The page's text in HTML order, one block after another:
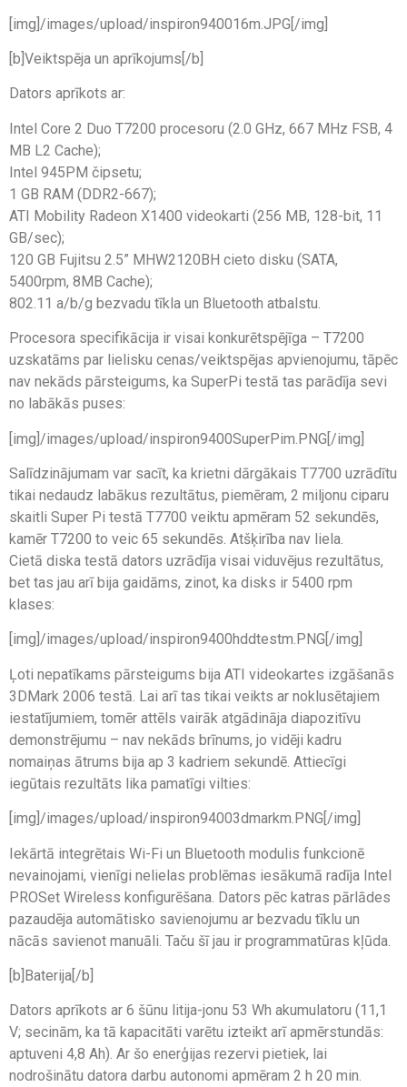
[img]/images/upload/inspiron940016m.JPG[/img]
[b]Veiktspēja un aprīkojums[/b]
Dators aprīkots ar:
Intel Core 2 Duo T7200 procesoru (2.0 GHz, 667 MHz FSB, 4
MB L2 Cache);
Intel 945PM čipsetu;
1 GB RAM (DDR2-667);
ATI Mobility Radeon X1400 videokarti (256 MB, 128-bit, 11
GB/sec);
120 GB Fujitsu 2.5” MHW2120BH cieto disku (SATA,
5400rpm, 8MB Cache);
802.11 a/b/g bezvadu tīkla un Bluetooth atbalstu.
Procesora specifikācija ir visai konkurētspējīga – T7200
uzskatāms par lielisku cenas/veiktspējas apvienojumu, tāpēc
nav nekāds pārsteigums, ka SuperPi testā tas parādīja sevi
no labākās puses:
[img]/images/upload/inspiron9400SuperPim.PNG[/img]
Salīdzinājumam var sacīt, ka krietni dārgākais T7700 uzrādītu
tikai nedaudz labākus rezultātus, piemēram, 2 miljonu ciparu
skaitli Super Pi testā T7700 veiktu apmēram 52 sekundēs,
kamēr T7200 to veic 65 sekundēs. Atšķirība nav liela.
Cietā diska testā dators uzrādīja visai viduvējus rezultātus,
bet tas jau arī bija gaidāms, zinot, ka disks ir 5400 rpm
klases:
[img]/images/upload/inspiron9400hddtestm.PNG[/img]
Ļoti nepatīkams pārsteigums bija ATI videokartes izgāšanās
3DMark 2006 testā. Lai arī tas tikai veikts ar noklusētajiem
iestatījumiem, tomēr attēls vairāk atgādināja diapozitīvu
demonstrējumu – nav nekāds brīnums, jo vidēji kadru
nomaiņas ātrums bija ap 3 kadriem sekundē. Attiecīgi
iegūtais rezultāts lika pamatīgi vilties:
[img]/images/upload/inspiron94003dmarkm.PNG[/img]
Iekārtā integrētais Wi-Fi un Bluetooth modulis funkcionē
nevainojami, vienīgi nelielas problēmas iesākumā radīja Intel
PROSet Wireless konfigurēšana. Dators pēc katras pārlādes
pazaudēja automātisko savienojumu ar bezvadu tīklu un
nācās savienot manuāli. Taču šī jau ir programmatūras kļūda.
[b]Baterija[/b]
Dators aprīkots ar 6 šūnu litija-jonu 53 Wh akumulatoru (11,1
V; secinām, ka tā kapacitāti varētu izteikt arī apmērstundās:
aptuveni 4,8 Ah). Ar šo enerģijas rezervi pietiek, lai
nodrošinātu datora darbu autonomi apmēram 2 h 20 min.